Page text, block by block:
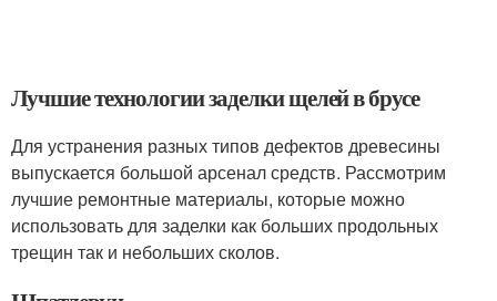
Лучшие технологии заделки щелей в брусе
Для устранения разных типов дефектов древесины
выпускается большой арсенал средств. Рассмотрим
лучшие ремонтные материалы, которые можно
использовать для заделки как больших продольных
трещин так и небольших сколов.